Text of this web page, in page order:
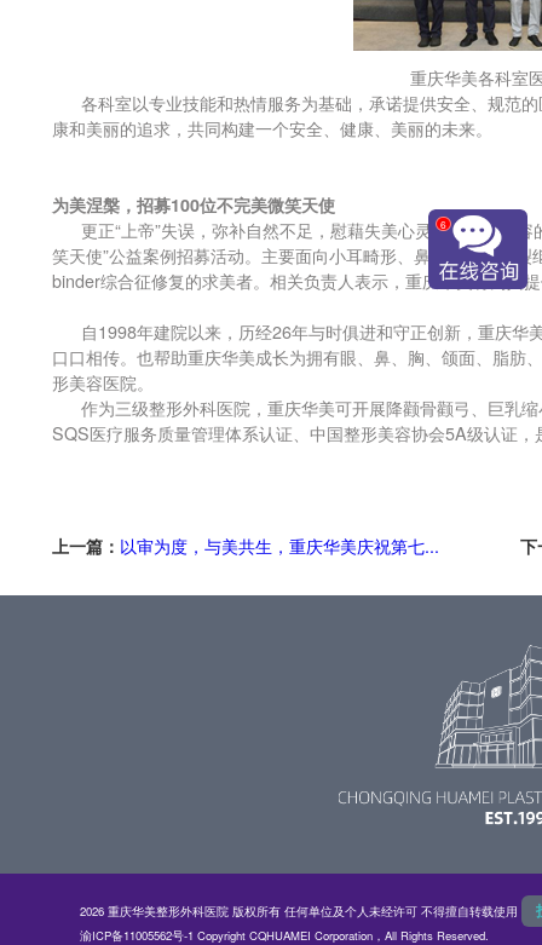
重庆华美各科室
各科室以专业技能和热情服务为基础，承诺提供安全、规范
康和美丽的追求，共同构建一个安全、健康、美丽的未来。
为美涅槃，招募100位不完美微笑天使
更正“上帝”失误，弥补自然不足，慰藉失美心灵，是医疗美
笑天使”公益案例招募活动。主要面向小耳畸形、鼻缺损、唇腭
binder综合征修复的求美者。相关负责人表示，重庆华美将为其
自1998年建院以来，历经26年与时俱进和守正创新，重庆华
口口相传。也帮助重庆华美成长为拥有眼、鼻、胸、颌面、脂
形美容医院。
作为三级整形外科医院，重庆华美可开展降颧骨颧弓、巨乳
SQS医疗服务质量管理体系认证、中国整形美容协会5A级认证
上一篇： 以审为度，与美共生，重庆华美庆祝第七... 下
6
2026 重庆华美整形外科医院 版权所有 任何单位及个人未经许可 不得擅自转载使用
渝ICP备11005562号-1 Copyright CQHUAMEI Corporation，All Rights Reserved.